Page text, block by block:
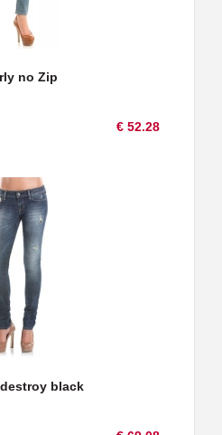
no Zip
€ 52.28
black